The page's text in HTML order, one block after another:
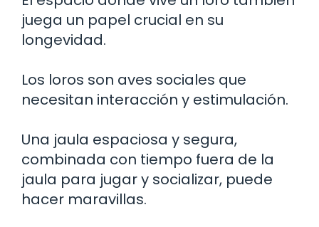
juega un papel crucial en su
longevidad.
Los loros son aves sociales que
necesitan interacción y estimulación.
Una jaula espaciosa y segura,
combinada con tiempo fuera de la
jaula para jugar y socializar, puede
hacer maravillas.